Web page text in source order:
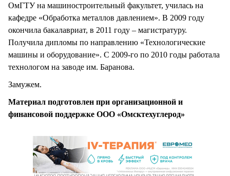
ОмГТУ на машиностроительный факультет, училась на
кафедре «Обработка металлов давлением». В 2009 году
окончила бакалавриат, в 2011 году – магистратуру.
Получила дипломы по направлению «Технологические
машины и оборудование». С 2009-го по 2010 годы работала
технологом на заводе им. Баранова.
Замужем.
Материал подготовлен при организационной и
финансовой поддержке ООО «Омсктехуглерод»